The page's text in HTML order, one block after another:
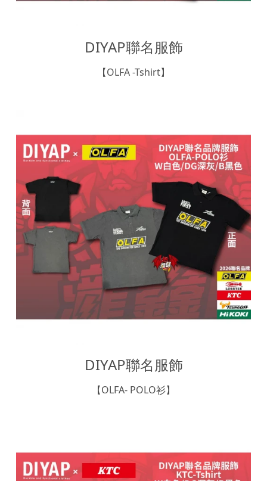
DIYAP聯名服飾
【OLFA -Tshirt】
DIYAP聯名服飾
【OLFA- POLO衫】